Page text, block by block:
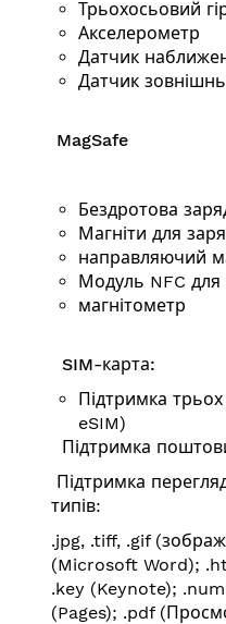
Трьохосьовий
Акселерометр
Датчик
Датчик
MagSafe
Бездротова
Магніти для
направляючий
Модуль NFC для
магнітометр
SIM-карта:
Підтримка
eSIM)
Підтримка
Підтримка
типів:
.jpg, .tiff, .gif
(Microsoft Word);
.key (Keynote);
(Pages); .pdf